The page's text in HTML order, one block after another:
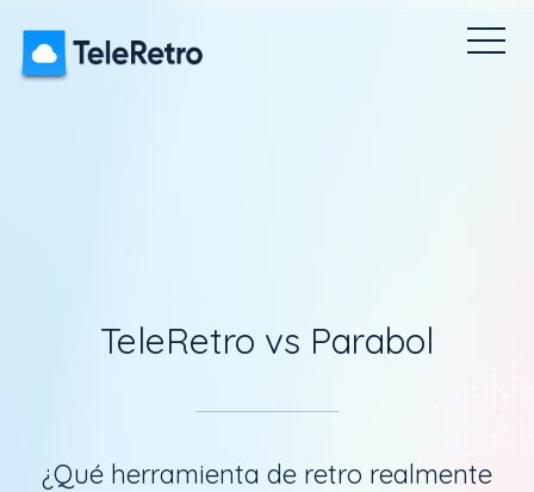
Tablero
TeleRetro vs Parabol
¿Qué herramienta de retro realmente